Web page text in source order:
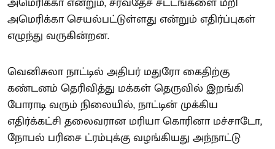
அமெரிக்கா செயல்பட்டுள்ளது என்றும் எதிர்ப்புகள்
எழுந்து வருகின்றன.
வெனிசுலா நாட்டில் அதிபர் மதுரோ கைதிற்கு
கண்டனம் தெரிவித்து மக்கள் தெருவில் இறங்கி
போராடி வரும் நிலையில், நாட்டின் முக்கிய
எதிர்க்கட்சி தலைவரான மரியா கொரினா மச்சாடோ,
நோபல் பரிசை ட்ரம்புக்கு வழங்கியது அந்நாட்டு